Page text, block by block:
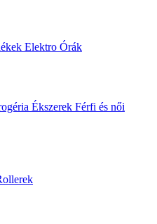
Elektro Órák
Ékszerek Férfi és női